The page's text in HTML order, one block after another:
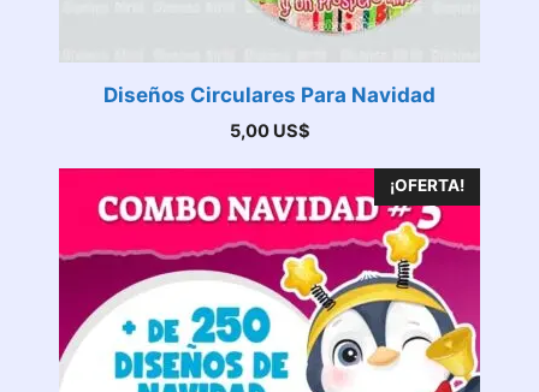
Diseños Circulares Para Navidad
5,00 US$
¡OFERTA!